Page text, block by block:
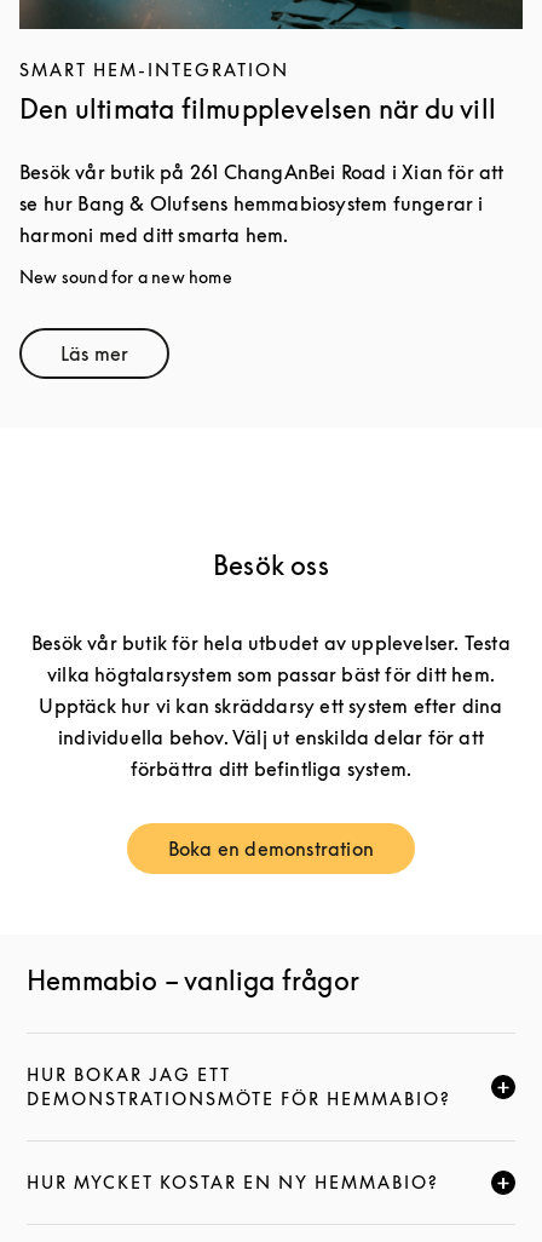
SMART HEM-INTEGRATION
Den ultimata filmupplevelsen när du vill
Besök vår butik på 261 ChangAnBei Road i Xian för att
se hur Bang & Olufsens hemmabiosystem fungerar i
harmoni med ditt smarta hem.
New sound for a new home
Läs merLink Opens in New Tab
Besök oss
Besök vår butik för hela utbudet av upplevelser. Testa
vilka högtalarsystem som passar bäst för ditt hem.
Upptäck hur vi kan skräddarsy ett system efter dina
individuella behov. Välj ut enskilda delar för att
förbättra ditt befintliga system.
Boka en demonstration
Link Opens in New Tab
Hemmabio – vanliga frågor
HUR BOKAR JAG ETT
DEMONSTRATIONSMÖTE FÖR HEMMABIO?
KLICKA FÖR ATT EXPANDERA DEN HÄR
HUR MYCKET KOSTAR EN NY HEMMABIO?
KLICKA FÖR ATT EXPANDERA DEN HÄR